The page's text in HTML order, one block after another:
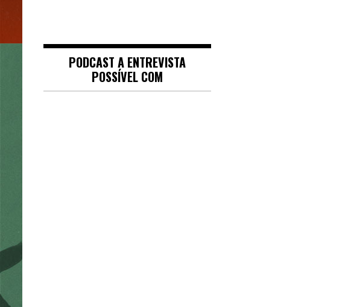
PODCAST A ENTREVISTA
POSSÍVEL COM